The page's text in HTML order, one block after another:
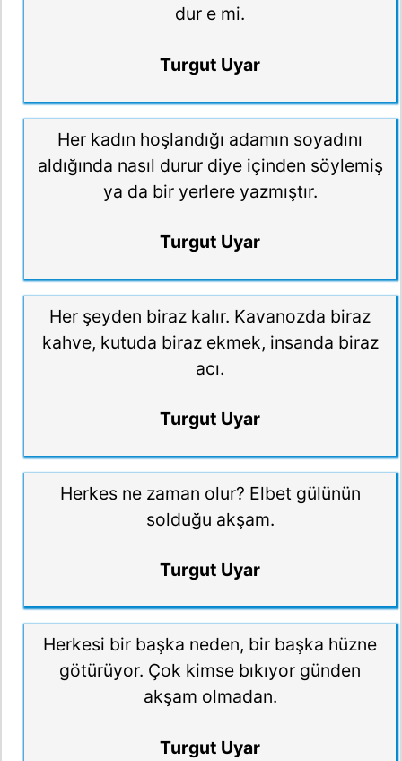
dur e mi.
Turgut Uyar
Her kadın hoşlandığı adamın soyadını
aldığında nasıl durur diye içinden söylemiş
ya da bir yerlere yazmıştır.
Turgut Uyar
Her şeyden biraz kalır. Kavanozda biraz
kahve, kutuda biraz ekmek, insanda biraz
acı.
Turgut Uyar
Herkes ne zaman olur? Elbet gülünün
solduğu akşam.
Turgut Uyar
Herkesi bir başka neden, bir başka hüzne
götürüyor. Çok kimse bıkıyor günden
akşam olmadan.
Turgut Uyar